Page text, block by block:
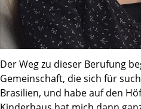
Der Weg zu dieser Berufung
Gemeinschaft, die sich für
Brasilien, und habe auf den